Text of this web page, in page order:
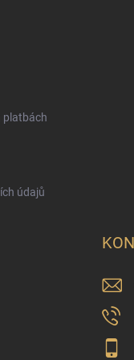
platbách
údajů